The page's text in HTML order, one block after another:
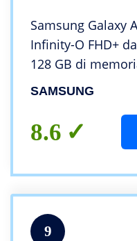
Samsung Galaxy
Infinity-O FHD+
128 GB di
Batteria 4.500
SAMSUNG
8.6
9